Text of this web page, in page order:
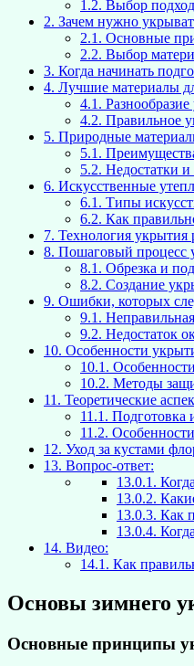
1.2. Выбор
2. Зачем нужно
2.1. Основные
2.2. Выбор
3. Когда начинать
4. Лучшие материалы
4.1.
4.2. Правильное
5. Природные
5.1.
5.2. Недостатки
6. Искусственные
6.1. Типы
6.2. Как
7. Технология укрытия
8. Пошаговый процесс
8.1. Обрезка и
8.2. Создание
9. Ошибки, которых
9.1.
9.2. Недостаток
10. Особенности
10.1.
10.2. Методы
11. Теоретические
11.1. Подготовка
11.2.
12. Уход за кустами
13. Вопрос-ответ:
13.0.1.
13.0.2.
13.0.3. Как
13.0.4.
14. Видео:
14.1. Как
Основы зимнего
Основные принципы